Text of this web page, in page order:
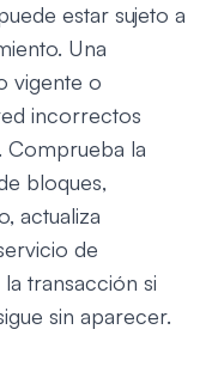
estar sujeto a
Una
vigente o
incorrectos
Comprueba la
bloques,
actualiza
de
transacción si
sin aparecer.